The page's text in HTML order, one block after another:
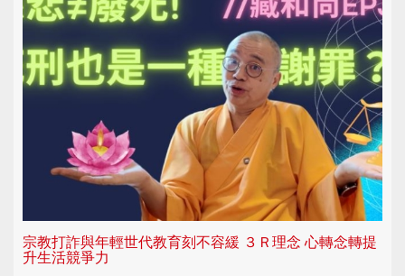
宗教打詐與年輕世代教育刻不容緩 ３Ｒ理念 心轉念轉提
升生活競爭力